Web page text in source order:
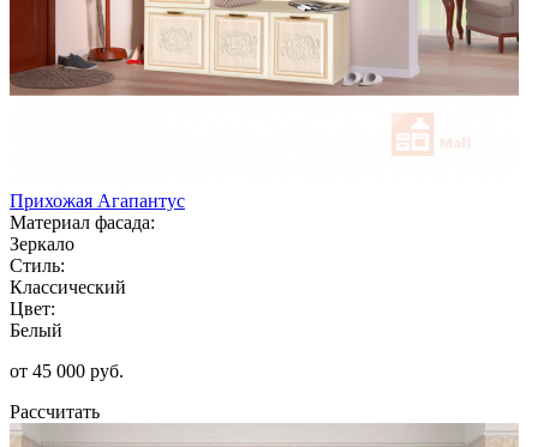
Прихожая Агапантус
Материал фасада:
Зеркало
Стиль:
Классический
Цвет:
Белый
от 45 000 руб.
Рассчитать